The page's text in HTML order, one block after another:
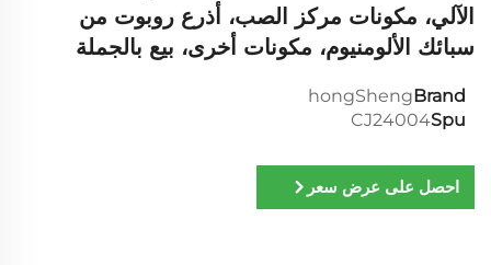
الآلي، مكونات مركز الصب، أذرع روبوت من
سبائك الألومنيوم، مكونات أخرى، بيع بالجملة
Brand
hongSheng
Spu
CJ24004
احصل على عرض سعر